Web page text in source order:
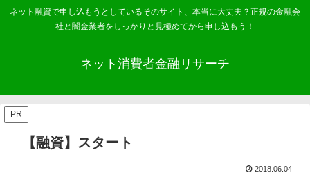
ネット融資で申し込もうとしているそのサイト、本当に大丈夫？正規の金融会
社と闇金業者をしっかりと見極めてから申し込もう！
ネット消費者金融リサーチ
PR
【融資】スタート
2018.06.04